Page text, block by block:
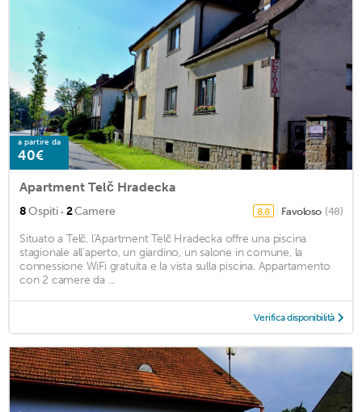
a partire da
40€
Apartment Telč Hradecka
8Ospiti · 2Camere 8,8 Favoloso (48)
Situato a Telč, l'Apartment Telč Hradecka offre una piscina
stagionale all'aperto, un giardino, un salone in comune, la
connessione WiFi gratuita e la vista sulla piscina. Appartamento
con 2 camere da ...
Verifica disponibilità